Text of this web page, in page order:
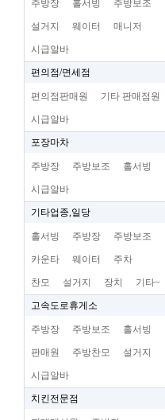
주방장 홀서빙 주방보조
설거지 웨이터 매니저
시급알바
편의점/면세점
편의점판매원 기타 판매점원
시급알바
포장마차
주방장 주방보조 홀서빙
시급알바
기타업종,일당
홀서빙 주방장 주방보조
카운타 웨이터 주차
찬모 설거지 장치 기타~
고속도로휴게소
주방장 주방보조 홀서빙
판매원 주방찬모 설거지
시급알바
치킨전문점